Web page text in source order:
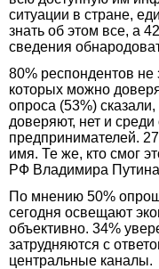
ситуации в стране,
знать об этом все, а
сведения
80% респондентов
которых можно
опроса (53%)
доверяют, нет и
предпринимателей.
имя. Те же, кто смог
РФ Владимира
По мнению 50%
сегодня освещают
объективно. 34%
затрудняются с
центральные каналы.